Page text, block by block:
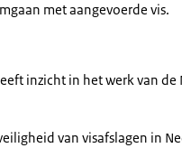
met aangevoerde vis.
inzicht in het werk van
van visafslagen in